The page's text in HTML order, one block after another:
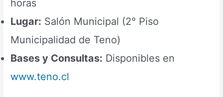
horas
Lugar: Salón Municipal (2° Piso
Municipalidad de Teno)
Bases y Consultas: Disponibles en
www.teno.cl